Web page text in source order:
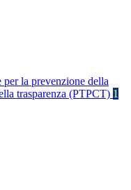
per la prevenzione della
trasparenza (PTPCT) 1